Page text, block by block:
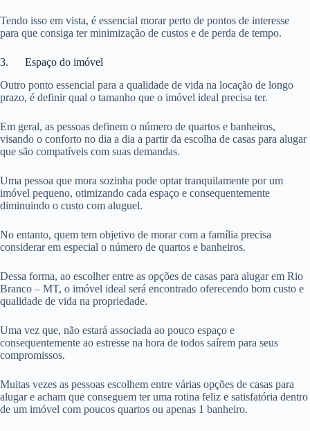
Tendo isso em vista, é essencial morar perto de pontos de interesse
para que consiga ter minimização de custos e de perda de tempo.
3. Espaço do imóvel
Outro ponto essencial para a qualidade de vida na locação de longo
prazo, é definir qual o tamanho que o imóvel ideal precisa ter.
Em geral, as pessoas definem o número de quartos e banheiros,
visando o conforto no dia a dia a partir da escolha de casas para alugar
que são compatíveis com suas demandas.
Uma pessoa que mora sozinha pode optar tranquilamente por um
imóvel pequeno, otimizando cada espaço e consequentemente
diminuindo o custo com aluguel.
No entanto, quem tem objetivo de morar com a família precisa
considerar em especial o número de quartos e banheiros.
Dessa forma, ao escolher entre as opções de casas para alugar em Rio
Branco – MT, o imóvel ideal será encontrado oferecendo bom custo e
qualidade de vida na propriedade.
Uma vez que, não estará associada ao pouco espaço e
consequentemente ao estresse na hora de todos saírem para seus
compromissos.
Muitas vezes as pessoas escolhem entre várias opções de casas para
alugar e acham que conseguem ter uma rotina feliz e satisfatória dentro
de um imóvel com poucos quartos ou apenas 1 banheiro.